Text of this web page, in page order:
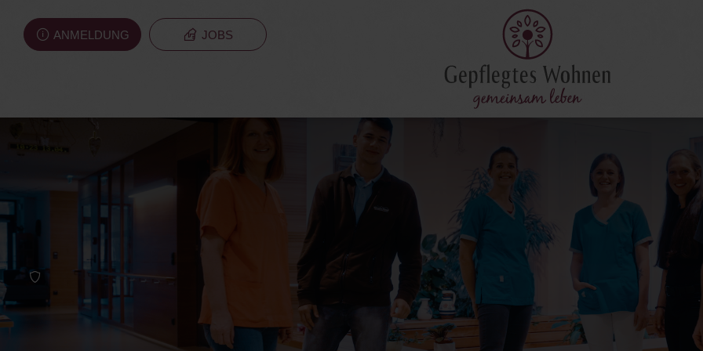
ANMELDUNG JOBS